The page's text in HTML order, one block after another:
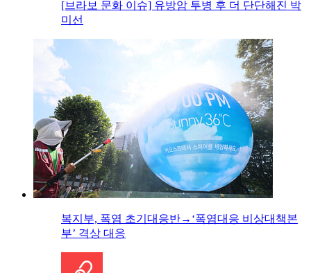
[브라보 문화 이슈] 유방암 투병 후 더 단단해진 박
미선
복지부, 폭염 초기대응반→‘폭염대응 비상대책본
부’ 격상 대응